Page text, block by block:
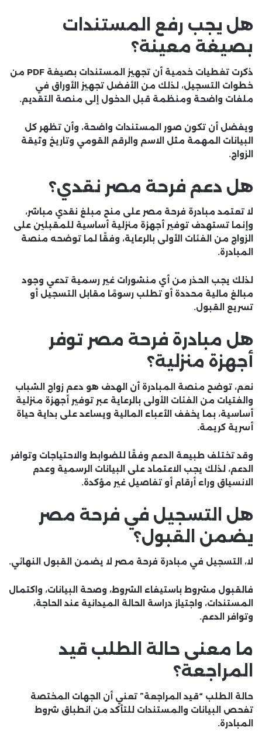
هل يجب رفع المستندات
بصيغة معينة؟
ذكرت تغطيات خدمية أن تجهيز المستندات بصيغة PDF من
خطوات التسجيل، لذلك من الأفضل تجهيز الأوراق في
ملفات واضحة ومنظمة قبل الدخول إلى منصة التقديم.
ويفضل أن تكون صور المستندات واضحة، وأن تظهر كل
البيانات المهمة مثل الاسم والرقم القومي وتاريخ وثيقة
الزواج.
هل دعم فرحة مصر نقدي؟
لا تعتمد مبادرة فرحة مصر على منح مبلغ نقدي مباشر،
وإنما تستهدف توفير أجهزة منزلية أساسية للمقبلين على
الزواج من الفئات الأولى بالرعاية، وفقًا لما توضحه منصة
المبادرة.
لذلك يجب الحذر من أي منشورات غير رسمية تدعي وجود
مبالغ مالية محددة أو تطلب رسومًا مقابل التسجيل أو
تسريع القبول.
هل مبادرة فرحة مصر توفر
أجهزة منزلية؟
نعم، توضح منصة المبادرة أن الهدف هو دعم زواج الشباب
والفتيات من الفئات الأولى بالرعاية عبر توفير أجهزة منزلية
أساسية، بما يخفف الأعباء المالية ويساعد على بداية حياة
أسرية كريمة.
وقد تختلف طبيعة الدعم وفقًا للضوابط والاحتياجات وتوافر
الدعم، لذلك يجب الاعتماد على البيانات الرسمية وعدم
الانسياق وراء أرقام أو تفاصيل غير مؤكدة.
هل التسجيل في فرحة مصر
يضمن القبول؟
لا، التسجيل في مبادرة فرحة مصر لا يضمن القبول النهائي.
فالقبول مشروط باستيفاء الشروط، وصحة البيانات، واكتمال
المستندات، واجتياز دراسة الحالة الميدانية عند الحاجة،
وتوافر الدعم.
ما معنى حالة الطلب قيد
المراجعة؟
حالة الطلب “قيد المراجعة” تعني أن الجهات المختصة
تفحص البيانات والمستندات للتأكد من انطباق شروط
المبادرة.